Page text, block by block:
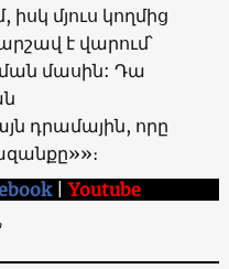
մյուս կողմից
է վարում՝
մասին: Դա
դրամային, որը
|Youtube